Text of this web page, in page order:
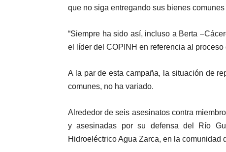
que no siga entregando sus bienes
“Siempre ha sido así, incluso a Berta
el líder del COPINH en referencia al
A la par de esta campaña, la situación de
comunes, no ha variado.
Alrededor de seis asesinatos contra
y asesinadas por su defensa del Río
Hidroeléctrico Agua Zarca, en la